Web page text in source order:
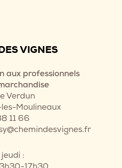
VIGNES
aux professionnels
Verdun
Moulineaux
11 66
: